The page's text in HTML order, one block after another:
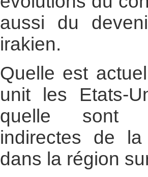
aussi du
irakien.
Quelle est
unit les Etats-
quelle sont
indirectes de la
dans la région